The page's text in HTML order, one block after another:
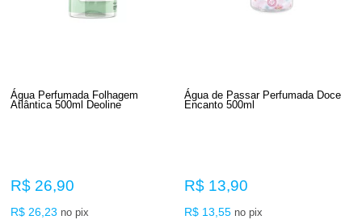
Água Perfumada Folhagem
Atlântica 500ml Deoline
R$ 26,90
R$ 26,23 no pix
Água de Passar Perfumada Doce
Encanto 500ml
R$ 13,90
R$ 13,55 no pix